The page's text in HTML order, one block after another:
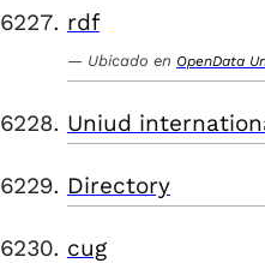
rdf
Ubicado en OpenData
Uniud
Directory
cug